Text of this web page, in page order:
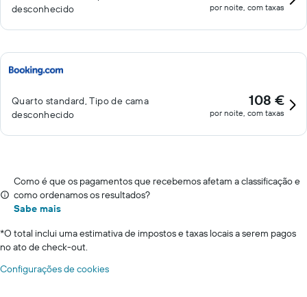
desconhecido
por noite, com taxas
Quarto standard, Tipo de cama
desconhecido
108 €
por noite, com taxas
Como é que os pagamentos que recebemos afetam a classificação e
como ordenamos os resultados?
Sabe mais
*O total inclui uma estimativa de impostos e taxas locais a serem pagos
no ato de check-out.
Configurações de cookies